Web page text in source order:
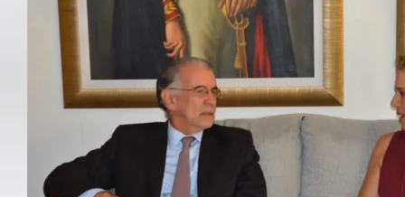
Internacional
OPINIÓN
Contactenos
facebook
Instagram